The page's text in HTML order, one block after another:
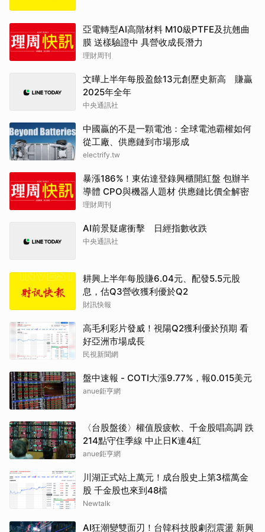
亞電轉型AI高階材料 M10級PTFE及抗翹曲
膜 送樣驗證中 具營收成長潛力
理財周刊
文曄上半年每股盈餘13元創歷史新高 賺贏
2025年全年
中央通訊社
中國贏的不是一顆電池：全球電池霸權如何
從工廠、供應鏈到市場形成
electrify.tw
暴漲186%！東佑達登錄興櫃開紅盤 包辦半
導體 CPO與機器人題材 供應鏈比價全解密
理財周刊
AI前景疑慮衝擊 日經指數收跌
中央通訊社
耕興上半年每股賺6.04元、配發5.5元股
息，估Q3營收獲利優於Q2
財訊快報
高毛利彩片發威！視陽Q2獲利優於預期 看
好亞洲市場成長
民視新聞網
盤中速報 - COTI大漲9.77%，報0.015美元
anue鉅亨網
〈台股盤後〉權值股疲軟、千金股唱高調 跌
214點守住季線 中止日K連4紅
anue鉅亨網
川湖正式站上萬元！成台股史上第3檔萬金
股 千金股也來到48檔
Newtalk
AI狂潮變雙面刃！台韓科技股劇烈震盪 新興